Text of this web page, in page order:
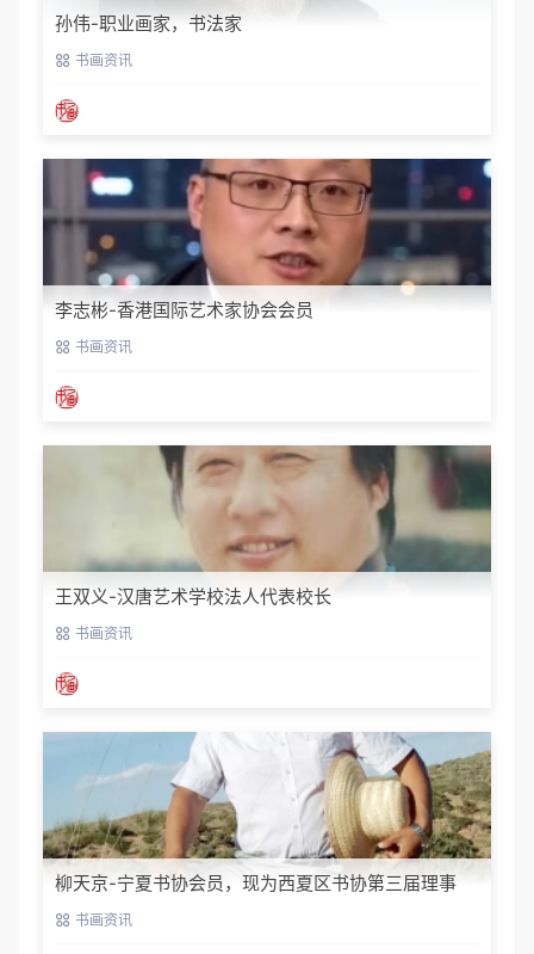
孙伟-职业画家，书法家
书画资讯
李志彬-香港国际艺术家协会会员
书画资讯
王双义-汉唐艺术学校法人代表校长
书画资讯
柳天京-宁夏书协会员，现为西夏区书协第三届理事
书画资讯